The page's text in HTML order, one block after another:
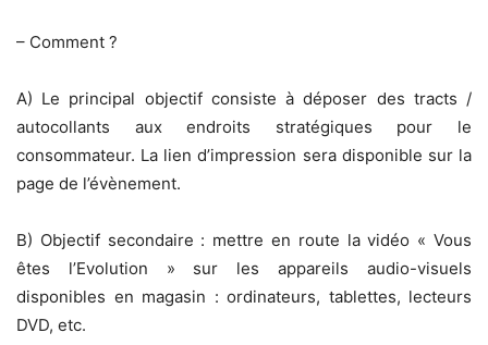
– Comment ?
A) Le principal objectif consiste à déposer des tracts /
autocollants aux endroits stratégiques pour le
consommateur. La lien d’impression sera disponible sur la
page de l’évènement.
B) Objectif secondaire : mettre en route la vidéo « Vous
êtes l’Evolution » sur les appareils audio-visuels
disponibles en magasin : ordinateurs, tablettes, lecteurs
DVD, etc.